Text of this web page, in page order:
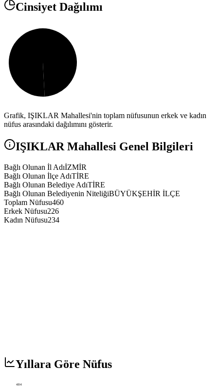
Cinsiyet Dağılımı
Grafik, IŞIKLAR Mahallesi'nin toplam nüfusunun erkek ve kadın
nüfus arasındaki dağılımını gösterir.
IŞIKLAR Mahallesi Genel Bilgileri
Bağlı Olunan İl AdıİZMİR
Bağlı Olunan İlçe AdıTİRE
Bağlı Olunan Belediye AdıTİRE
Bağlı Olunan Belediyenin NiteliğiBÜYÜKŞEHİR İLÇE
Toplam Nüfusu460
Erkek Nüfusu226
Kadın Nüfusu234
Yıllara Göre Nüfus
484